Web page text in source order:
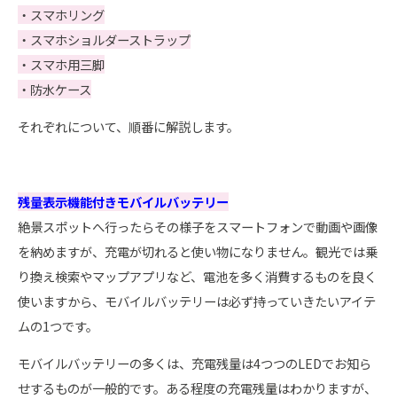
・スマホリング
・スマホショルダーストラップ
・スマホ用三脚
・防水ケース
それぞれについて、順番に解説します。
残量表示機能付きモバイルバッテリー
絶景スポットへ行ったらその様子をスマートフォンで動画や画像
を納めますが、充電が切れると使い物になりません。観光では乗
り換え検索やマップアプリなど、電池を多く消費するものを良く
使いますから、モバイルバッテリーは必ず持っていきたいアイテ
ムの1つです。
モバイルバッテリーの多くは、充電残量は4つつのLEDでお知ら
せするものが一般的です。ある程度の充電残量はわかりますが、